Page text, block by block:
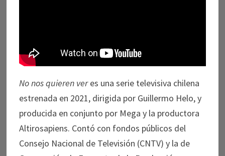
No nos quieren veres una serie televisiva chilena
estrenada en 2021, dirigida por Guillermo Helo, y
producida en conjunto por Mega y la productora
Altirosapiens. Contó con fondos públicos del
Consejo Nacional de Televisión (CNTV) y la de